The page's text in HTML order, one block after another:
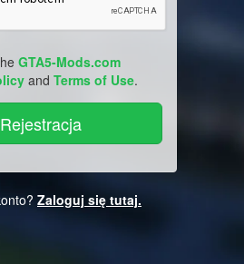
GTA5-Mods.com
and Terms of Use.
Zaloguj się tutaj.